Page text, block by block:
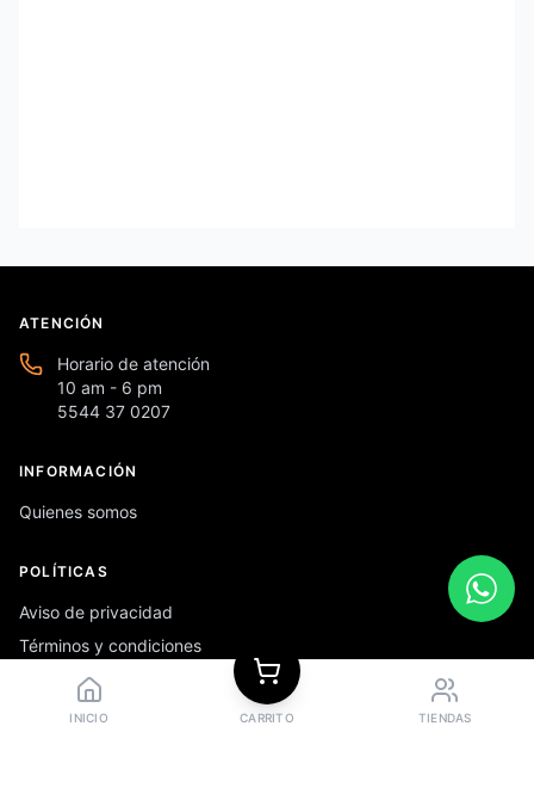
INICIO CARRITO TIENDAS
ATENCIÓN
Horario de atención
10 am - 6 pm
5544 37 0207
INFORMACIÓN
Quienes somos
POLÍTICAS
Aviso de privacidad
Términos y condiciones
Preguntas frecuentes